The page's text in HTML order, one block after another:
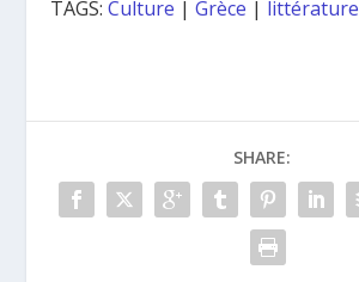
TAGS:Culture |Grèce | littérature
SHARE: